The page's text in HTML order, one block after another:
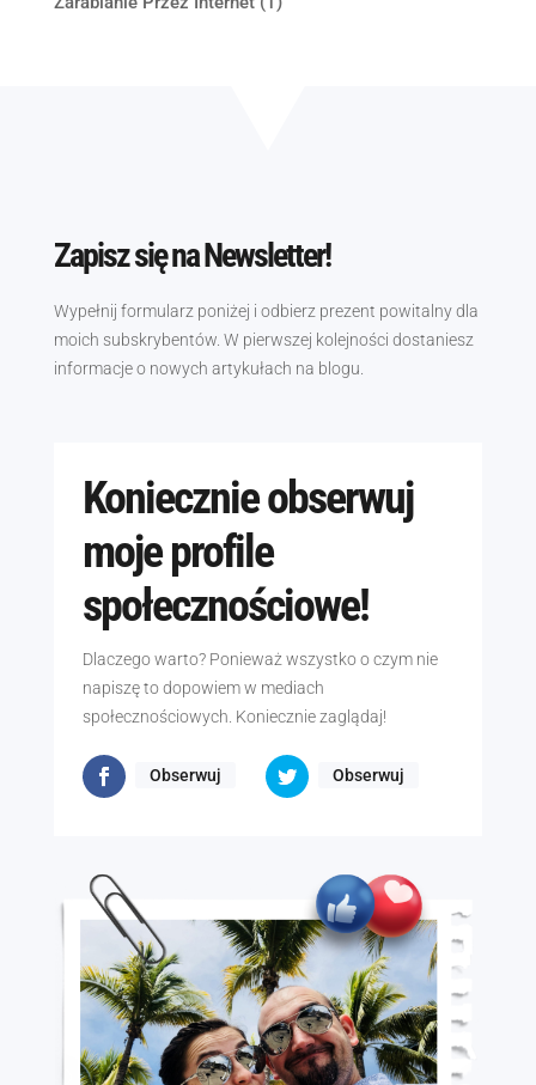
Zapisz się na Newsletter!
Wypełnij formularz poniżej i odbierz prezent powitalny dla
moich subskrybentów. W pierwszej kolejności dostaniesz
informacje o nowych artykułach na blogu.
Koniecznie obserwuj
moje profile
społecznościowe!
Dlaczego warto? Ponieważ wszystko o czym nie
napiszę to dopowiem w mediach
społecznościowych. Koniecznie zaglądaj!
Obserwuj Obserwuj